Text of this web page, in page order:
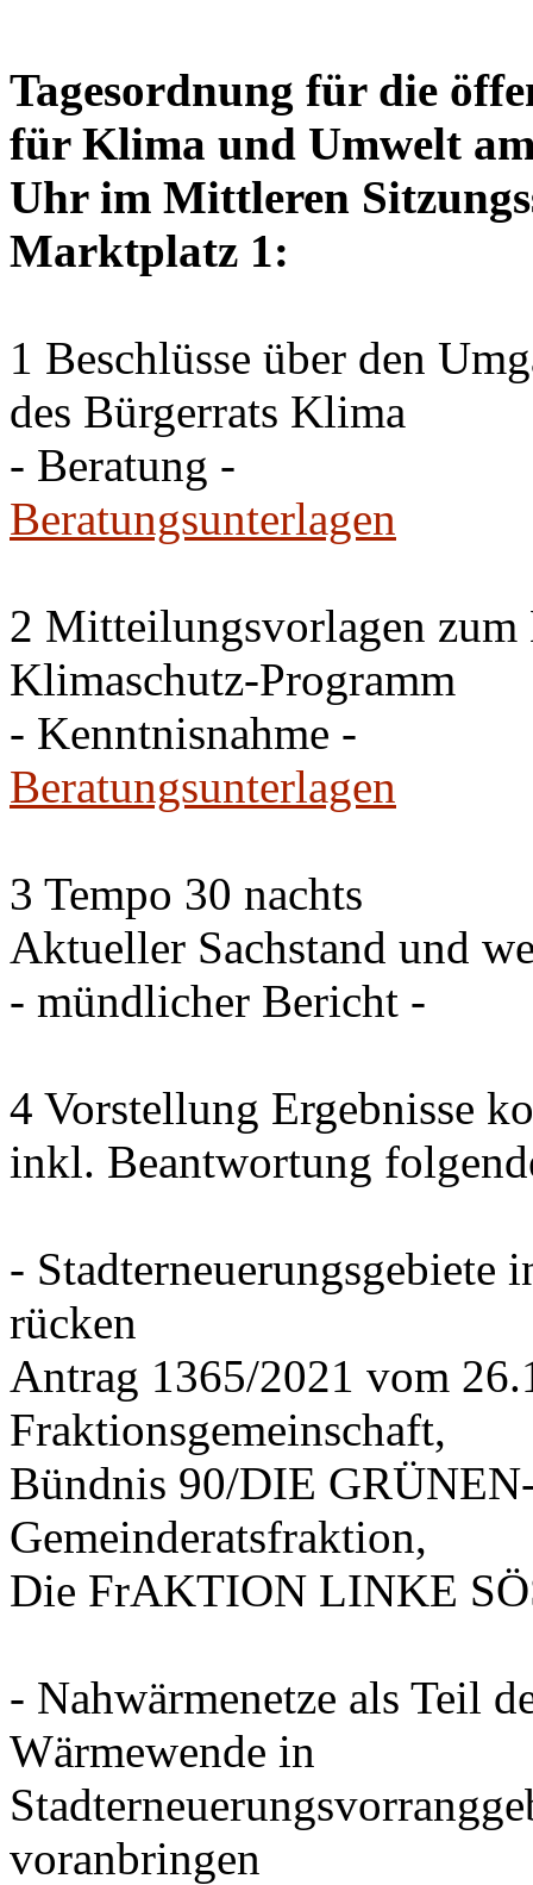
Tagesordnung für die
für Klima und Umwelt
Uhr im Mittleren
Marktplatz 1:
1 Beschlüsse über den
des Bürgerrats Klima
- Beratung -
Beratungsunterlagen
2 Mitteilungsvorlagen zum
Klimaschutz-Programm
- Kenntnisnahme -
Beratungsunterlagen
3 Tempo 30 nachts
Aktueller Sachstand und
- mündlicher Bericht -
4 Vorstellung Ergebnisse
inkl. Beantwortung
- Stadterneuerungsgebiete
rücken
Antrag 1365/2021 vom
Fraktionsgemeinschaft,
Bündnis 90/DIE
Gemeinderatsfraktion,
Die FrAKTION LINKE
- Nahwärmenetze als Teil
Wärmewende in
voranbringen